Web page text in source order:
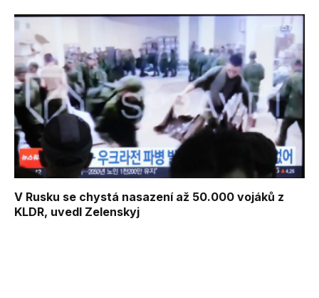
V Rusku se chystá nasazení až 50.000 vojáků z
KLDR, uvedl Zelenskyj